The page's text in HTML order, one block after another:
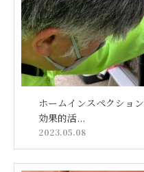
ホームインスペクショ
効果的活...
2023.05.08